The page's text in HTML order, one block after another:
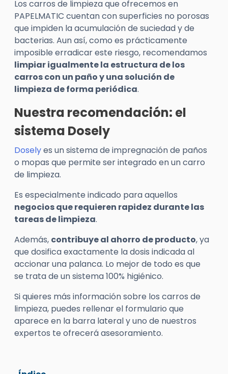
Los carros de limpieza que ofrecemos en
PAPELMATIC cuentan con superficies no porosas
que impiden la acumulación de suciedad y de
bacterias. Aun así, como es prácticamente
imposible erradicar este riesgo, recomendamos
limpiar igualmente la estructura de los
carros con un paño y una solución de
limpieza de forma periódica.
Nuestra recomendación: el
sistema Dosely
Doselyes un sistema de impregnación de paños
o mopas que permite ser integrado en un carro
de limpieza.
Es especialmente indicado para aquellos
negocios que requieren rapidez durante las
tareas de limpieza.
Además, contribuye al ahorro de producto, ya
que dosifica exactamente la dosis indicada al
accionar una palanca. Lo mejor de todo es que
se trata de un sistema 100% higiénico.
Si quieres más información sobre los carros de
limpieza, puedes rellenar el formulario que
aparece en la barra lateral y uno de nuestros
expertos te ofrecerá asesoramiento.